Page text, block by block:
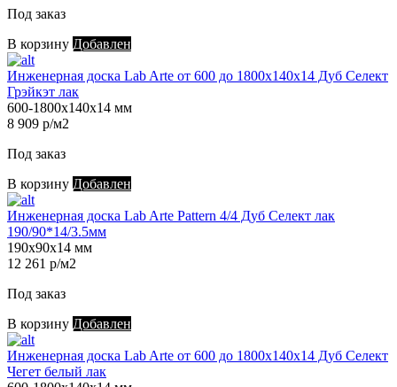
Под заказ
В корзину Добавлен
Инженерная доска Lab Arte от 600 до 1800х140х14 Дуб Селект
Грэйкэт лак
600-1800х140х14 мм
8 909 р/м2
Под заказ
В корзину Добавлен
Инженерная доска Lab Arte Pattern 4/4 Дуб Селект лак
190/90*14/3.5мм
190х90х14 мм
12 261 р/м2
Под заказ
В корзину Добавлен
Инженерная доска Lab Arte от 600 до 1800х140х14 Дуб Селект
Чегет белый лак